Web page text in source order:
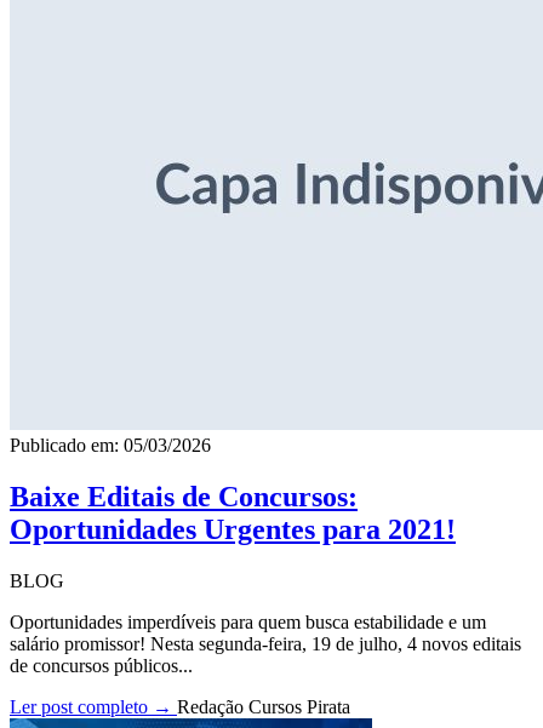
Publicado em: 05/03/2026
Baixe Editais de Concursos:
Oportunidades Urgentes para 2021!
BLOG
Oportunidades imperdíveis para quem busca estabilidade e um
salário promissor! Nesta segunda-feira, 19 de julho, 4 novos editais
de concursos públicos...
Ler post completo → Redação Cursos Pirata